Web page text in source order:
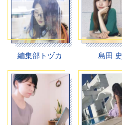
編集部トヅカ 島田 史